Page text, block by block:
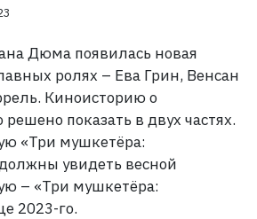
Дюма появилась новая
ролях – Ева Грин, Венсан
Киноисторию о
показать в двух частях.
«Три мушкетёра:
увидеть весной
– «Три мушкетёра:
2023-го.